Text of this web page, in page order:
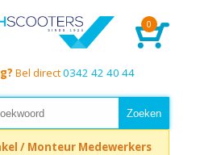
0
Bel direct0342 42 40 44
/ Monteur Medewerkers